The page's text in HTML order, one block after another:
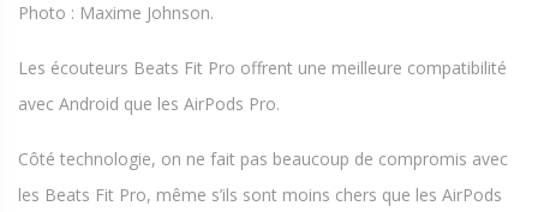
Photo : Maxime Johnson.
Les écouteurs Beats Fit Pro offrent une meilleure compatibilité
avec Android que les AirPods Pro.
Côté technologie, on ne fait pas beaucoup de compromis avec
les Beats Fit Pro, même s’ils sont moins chers que les AirPods